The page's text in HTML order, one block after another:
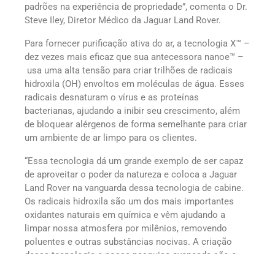
padrões na experiência de propriedade”, comenta o Dr.
Steve Iley, Diretor Médico da Jaguar Land Rover.
Para fornecer purificação ativa do ar, a tecnologia X™ –
dez vezes mais eficaz que sua antecessora nanoe™ –
usa uma alta tensão para criar trilhões de radicais
hidroxila (OH) envoltos em moléculas de água. Esses
radicais desnaturam o vírus e as proteínas
bacterianas, ajudando a inibir seu crescimento, além
de bloquear alérgenos de forma semelhante para criar
um ambiente de ar limpo para os clientes.
“Essa tecnologia dá um grande exemplo de ser capaz
de aproveitar o poder da natureza e coloca a Jaguar
Land Rover na vanguarda dessa tecnologia de cabine.
Os radicais hidroxila são um dos mais importantes
oxidantes naturais em química e vêm ajudando a
limpar nossa atmosfera por milênios, removendo
poluentes e outras substâncias nocivas. A criação